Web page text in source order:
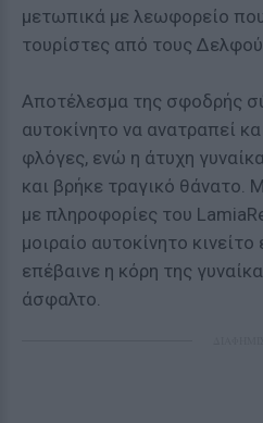
μετωπικά με λεωφορείο
τουρίστες από τους
Αποτέλεσμα της σφοδρής
αυτοκίνητο να ανατραπεί
φλόγες, ενώ η άτυχη
και βρήκε τραγικό
με πληροφορίες του
μοιραίο αυτοκίνητο
επέβαινε η κόρη της
άσφαλτο.